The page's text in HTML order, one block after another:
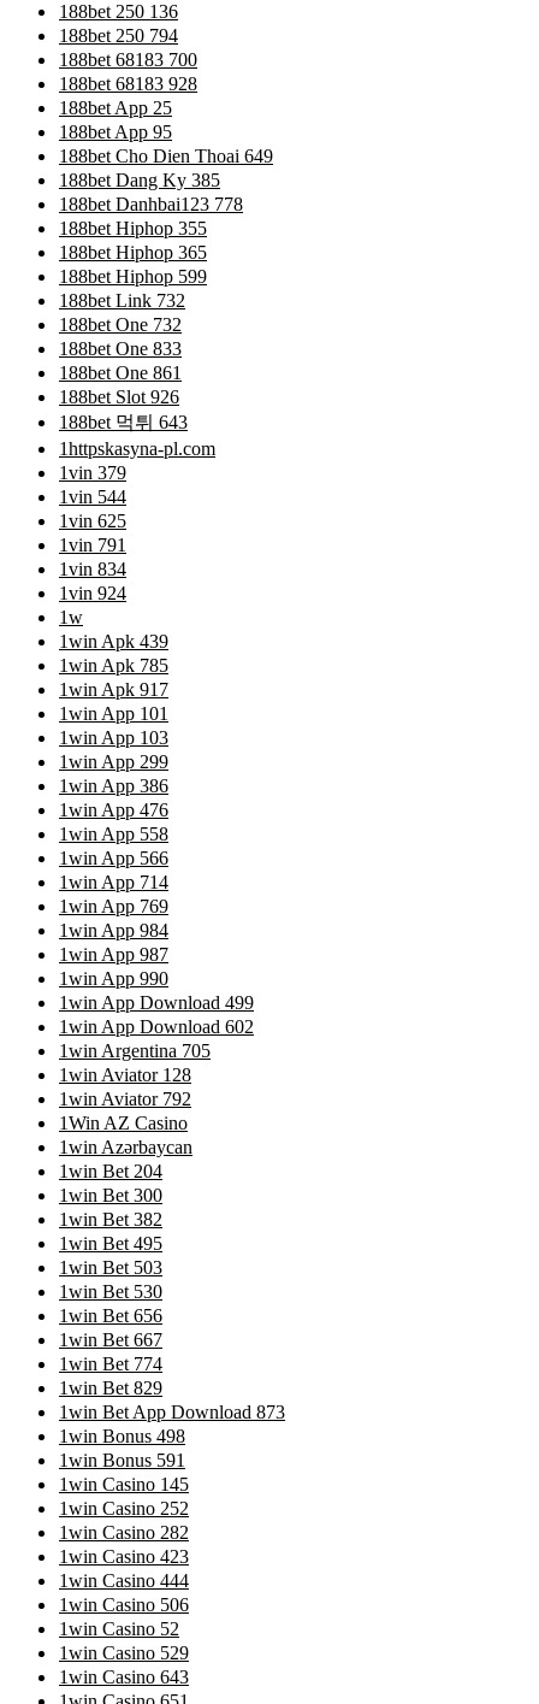
188bet 250 136
188bet 250 794
188bet 68183 700
188bet 68183 928
188bet App 25
188bet App 95
188bet Cho Dien Thoai 649
188bet Dang Ky 385
188bet Danhbai123 778
188bet Hiphop 355
188bet Hiphop 365
188bet Hiphop 599
188bet Link 732
188bet One 732
188bet One 833
188bet One 861
188bet Slot 926
188bet 먹튀 643
1httpskasyna-pl.com
1vin 379
1vin 544
1vin 625
1vin 791
1vin 834
1vin 924
1w
1win Apk 439
1win Apk 785
1win Apk 917
1win App 101
1win App 103
1win App 299
1win App 386
1win App 476
1win App 558
1win App 566
1win App 714
1win App 769
1win App 984
1win App 987
1win App 990
1win App Download 499
1win App Download 602
1win Argentina 705
1win Aviator 128
1win Aviator 792
1Win AZ Casino
1win Azərbaycan
1win Bet 204
1win Bet 300
1win Bet 382
1win Bet 495
1win Bet 503
1win Bet 530
1win Bet 656
1win Bet 667
1win Bet 774
1win Bet 829
1win Bet App Download 873
1win Bonus 498
1win Bonus 591
1win Casino 145
1win Casino 252
1win Casino 282
1win Casino 423
1win Casino 444
1win Casino 506
1win Casino 52
1win Casino 529
1win Casino 643